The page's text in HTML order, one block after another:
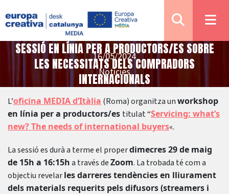
Notícies
SESSIÓ EN LÍNIA PER A PRODUCTORS/ES SOBRE
LES NECESSITATS DELS COMPRADORS
INTERNACIONALS
16/05/2024
L’oficina MEDIA d’Itàlia (Roma) organitza unworkshop
en línia per a productors/es titulat “Servicing: what’s
new? The needs of international buyers«.
La sessió es durà a terme el properdimecres 29 de maig
de 15h a 16:15ha través deZoom. La trobada té com a
objectiu revelarles darreres tendències en lliurament
dels materials requerits pels difusors (streamers i